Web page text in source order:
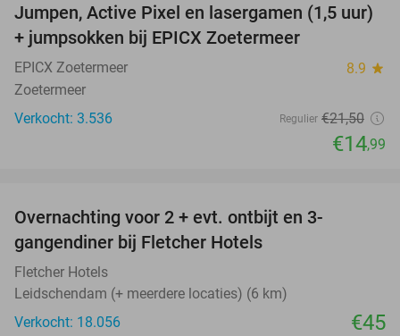
30%
Jumpen, Active Pixel en lasergamen (1,5 uur)
+ jumpsokken bij EPICX Zoetermeer
EPICX Zoetermeer 8.9 star
Zoetermeer
Verkocht: 3.536
Regulier €21,50
€14,99
Overnachting voor 2 + evt. ontbijt en 3-
gangendiner bij Fletcher Hotels
Fletcher Hotels
Leidschendam (+ meerdere locaties) (6 km)
Verkocht: 18.056
€45